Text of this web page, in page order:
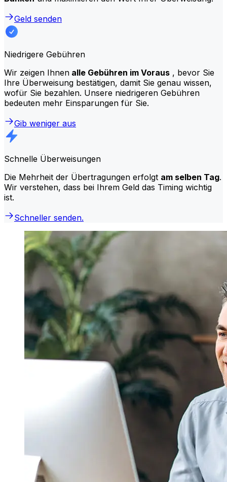
Geld senden
Niedrigere Gebühren
Wir zeigen Ihnen alle Gebühren im Voraus , bevor Sie
Ihre Überweisung bestätigen, damit Sie genau wissen,
wofür Sie bezahlen. Unsere niedrigeren Gebühren
bedeuten mehr Einsparungen für Sie.
Gib weniger aus
Schnelle Überweisungen
Die Mehrheit der Übertragungen erfolgt am selben Tag.
Wir verstehen, dass bei Ihrem Geld das Timing wichtig
ist.
Schneller senden.